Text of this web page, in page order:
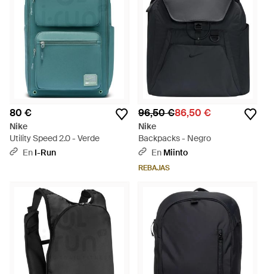
80 €
Nike
Utility Speed 2.0 - Verde
En I-Run
96,50 €86,50 €
Nike
Backpacks - Negro
En Miinto
REBAJAS